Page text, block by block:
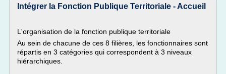
Intégrer la Fonction Publique Territoriale - Accueil
L'organisation de la fonction publique territoriale
Au sein de chacune de ces 8 filières, les fonctionnaires sont
répartis en 3 catégories qui correspondent à 3 niveaux
hiérarchiques.